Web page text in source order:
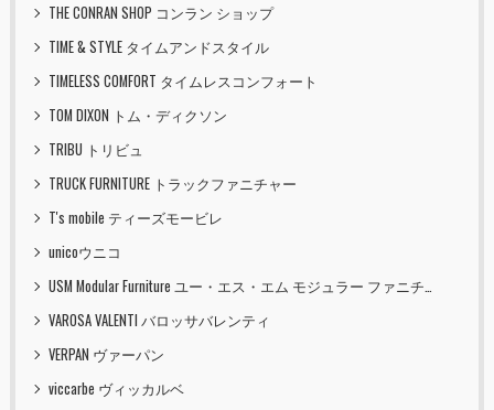
THE CONRAN SHOP コンラン ショップ
TIME & STYLE タイムアンドスタイル
TIMELESS COMFORT タイムレスコンフォート
TOM DIXON トム・ディクソン
TRIBU トリビュ
TRUCK FURNITURE トラックファニチャー
T's mobile ティーズモービレ
unicoウニコ
USM Modular Furniture ユー・エス・エム モジュラー ファニチャー
VAROSA VALENTI バロッサバレンティ
VERPAN ヴァーパン
viccarbe ヴィッカルベ